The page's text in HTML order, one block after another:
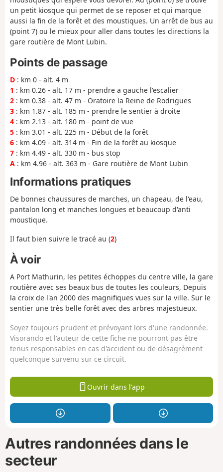
un petit kiosque qui permet de se reposer et qui marque
aussi la fin de la forêt et des moustiques. Un arrêt de bus au
(point 7) ou le mieux pour aller dans toutes les directions la
gare routière de Mont Lubin.
Points de passage
D : km 0 - alt. 4 m
1 : km 0.26 - alt. 17 m - prendre a gauche l'escalier
2 : km 0.38 - alt. 47 m - Oratoire la Reine de Rodrigues
3 : km 1.87 - alt. 185 m - prendre le sentier à droite
4 : km 2.13 - alt. 180 m - point de vue
5 : km 3.01 - alt. 225 m - Début de la forêt
6 : km 4.09 - alt. 314 m - Fin de la forêt au kiosque
7 : km 4.49 - alt. 330 m - bus stop
A : km 4.96 - alt. 363 m - Gare routière de Mont Lubin
Informations pratiques
De bonnes chaussures de marches, un chapeau, de l'eau,
pantalon long et manches longues et beaucoup d'anti
moustique.
Il faut bien suivre le tracé au (2)
À voir
A Port Mathurin, les petites échoppes du centre ville, la gare
routière avec ses beaux bus de toutes les couleurs, Depuis
la croix de l'an 2000 des magnifiques vues sur la ville. Sur le
sentier une très belle forêt avec des arbres majestueux.
Soyez toujours prudent et prévoyant lors d'une randonnée.
Visorando et l'auteur de cette fiche ne pourront pas être
tenus responsables en cas d'accident ou de désagrément
quelconque survenu sur ce circuit.
Ouvrir dans l'app
Autres randonnées dans le
secteur